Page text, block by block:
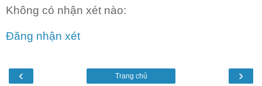
Không có nhận xét nào:
Đăng nhận xét
‹ ›
Trang chủ